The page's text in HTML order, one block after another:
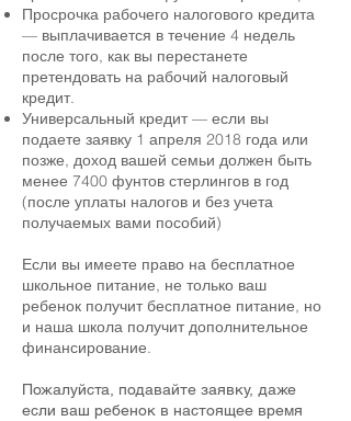
Просрочка рабочего налогового кредита
— выплачивается в течение 4 недель
после того, как вы перестанете
претендовать на рабочий налоговый
кредит.
Универсальный кредит — если вы
подаете заявку 1 апреля 2018 года или
позже, доход вашей семьи должен быть
менее 7400 фунтов стерлингов в год
(после уплаты налогов и без учета
получаемых вами пособий)
Если вы имеете право на бесплатное
школьное питание, не только ваш
ребенок получит бесплатное питание, но
и наша школа получит дополнительное
финансирование.
Пожалуйста, подавайте заявку, даже
если ваш ребенок в настоящее время